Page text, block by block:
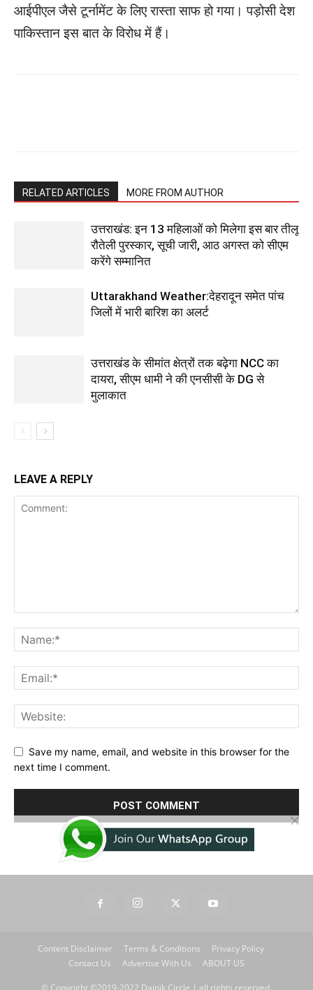
आईपीएल जैसे टूर्नामेंट के लिए रास्ता साफ हो गया। पड़ोसी देश
पाकिस्तान इस बात के विरोध में हैं।
RELATED ARTICLES MORE FROM AUTHOR
उत्तराखंड: इन 13 महिलाओं को मिलेगा इस बार तीलू
रौतेली पुरस्कार, सूची जारी, आठ अगस्त को सीएम
करेंगे सम्मानित
Uttarakhand Weather:देहरादून समेत पांच
जिलों में भारी बारिश का अलर्ट
उत्तराखंड के सीमांत क्षेत्रों तक बढ़ेगा NCC का
दायरा, सीएम धामी ने की एनसीसी के DG से
मुलाकात
LEAVE A REPLY
Save my name, email, and website in this browser for the
next time I comment.
Content Disclaimer Terms & Conditions
Privacy Policy
Contact Us
Advertise With Us ABOUT US